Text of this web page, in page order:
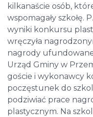
kilkanaście osób,
wspomagały szkołę.
wyniki konkursu
wręczyła
nagrody
Urząd Gminy w
goście i wykonawcy
poczęstunek do
podziwiać prace
plastycznym. Na